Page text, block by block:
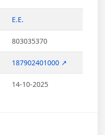
Ε.Ε.
803035370
187902401000 ↗
14-10-2025